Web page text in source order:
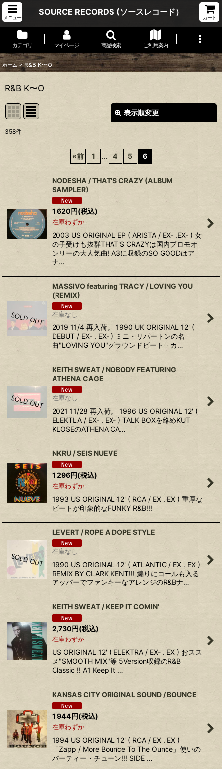
メニュー
SOURCE RECORDS (ソースレコード）
カート
カテゴリ マイページ 商品検索 ご利用案内
ホーム > R&B K〜O
R&B K〜O
表示順変更
358件
«前 1 ... 4 5 6
NODESHA / THAT'S CRAZY (ALBUM
SAMPLER)
1,620円(税込)
在庫わずか
2003 US ORIGINAL EP ( ARISTA / EX- .EX- ) 女
の子受けも抜群THAT'S CRAZYは国内プロモオ
ンリーの大人気曲! A3に収録のSO GOODはア
ナ…
MASSIVO featuring TRACY / LOVING YOU
(REMIX)
在庫なし
2019 11/4 再入荷。 1990 UK ORIGINAL 12' (
DEBUT / EX- . EX- ) ミニ・リパートンの名
曲"LOVING YOU"グラウンドビート・カ…
KEITH SWEAT / NOBODY FEATURING
ATHENA CAGE
在庫なし
2021 11/28 再入荷。 1996 US ORIGINAL 12' (
ELEKTLA / EX- . EX- ) TALK BOXを絡めKUT
KLOSEのATHENA CA…
NKRU / SEIS NUEVE
1,296円(税込)
在庫わずか
1993 US ORIGINAL 12' ( RCA / EX . EX ) 重厚な
ビートが印象的なFUNKY R&B!!!
LEVERT / ROPE A DOPE STYLE
在庫なし
1990 US ORIGINAL 12' ( ATLANTIC / EX . EX )
REMIX BY CLARK KENT!!! 煽りにコールも入る
アッパーでファンキーなアレンジのR&Bナ…
KEITH SWEAT / KEEP IT COMIN'
2,730円(税込)
在庫わずか
US ORIGINAL 12' ( ELEKTRA / EX- . EX ) おスス
メ"SMOOTH MIX"等 5Version収録のR&B
Classic !! A1 Keep It …
KANSAS CITY ORIGINAL SOUND / BOUNCE
1,944円(税込)
在庫わずか
1994 US ORIGINAL 12' ( RCA / EX . EX )
「Zapp / More Bounce To The Ounce」使いの
パーティー・チューン!!! SIDE …